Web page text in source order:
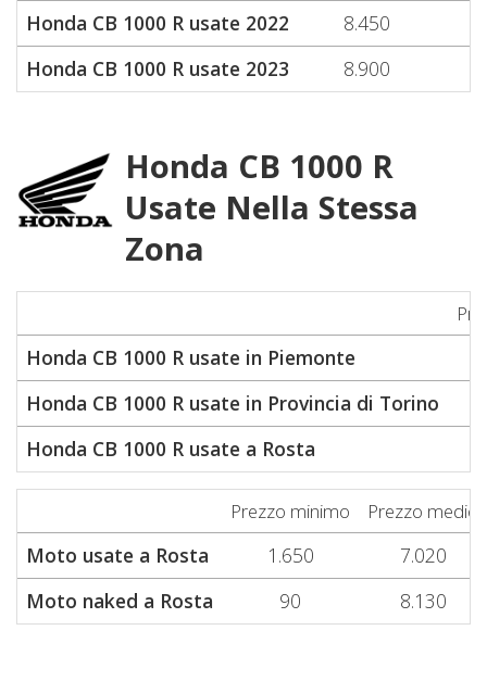
Honda CB 1000 R usate 2022
8.450
Honda CB 1000 R usate 2023
8.900
Honda CB 1000 R
Usate Nella Stessa
Zona
Honda CB 1000 R usate in Piemonte
Honda CB 1000 R usate in Provincia di Torino
Honda CB 1000 R usate a Rosta
Prezzo minimo Prezzo medio
Moto usate a Rosta 1.650
7.020
Moto naked a Rosta
90 8.130